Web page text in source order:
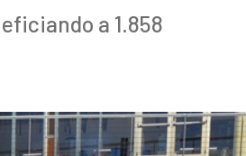
a 1.858